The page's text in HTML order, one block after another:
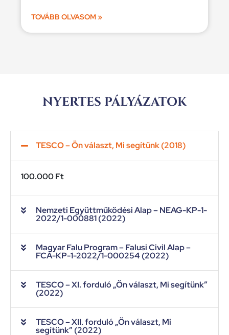
TOVÁBB OLVASOM »
NYERTES PÁLYÁZATOK
TESCO – Ön választ, Mi segítünk (2018)
100.000 Ft
Nemzeti Együttműködési Alap – NEAG-KP-1-
2022/1-000881 (2022)
Magyar Falu Program – Falusi Civil Alap –
FCA-KP-1-2022/1-000254 (2022)
TESCO – XI. forduló „Ön választ, Mi segítünk”
(2022)
TESCO – XII. forduló „Ön választ, Mi
segítünk” (2022)